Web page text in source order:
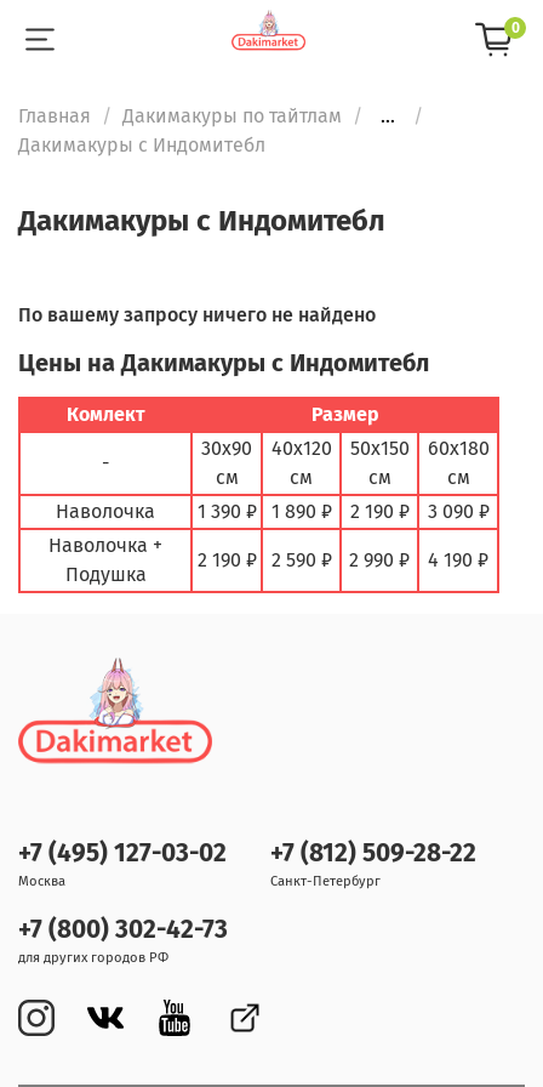
0
Главная Дакимакуры по тайтлам
...
Дакимакуры с Индомитебл
Дакимакуры с Индомитебл
По вашему запросу ничего не найдено
Цены на Дакимакуры с Индомитебл
Комлект Размер
-
30х90
см
40х120
см
50х150
см
60х180
см
Наволочка
1 390 ₽ 1 890 ₽ 2 190 ₽
3 090 ₽
Наволочка +
Подушка
2 190 ₽ 2 590 ₽ 2 990 ₽ 4 190 ₽
+7 (495) 127-03-02
Москва
+7 (812) 509-28-22
Санкт-Петербург
+7 (800) 302-42-73
для других городов РФ